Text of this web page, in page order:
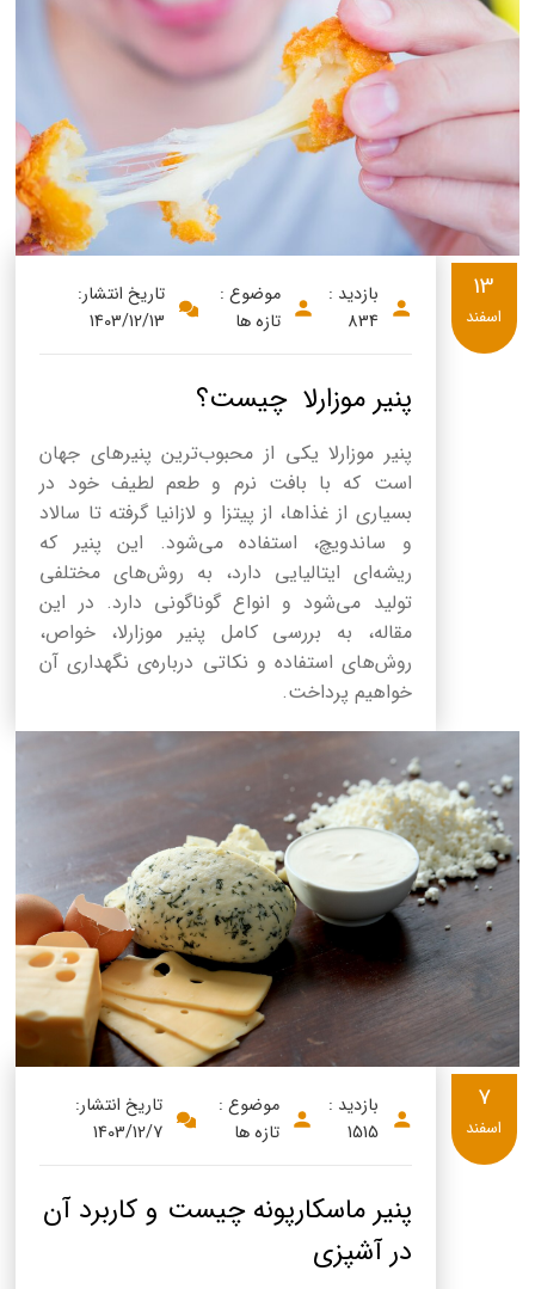
کشک
سینما دوماس
رادیو دوماس
دانستنی های سلامت
گالری تصاویر
English
Russian
بازدید :
834
موضوع :
تازه ها
تاریخ انتشار:
1403/12/13
پنیر موزارلا چیست؟
پنیر موزارلا یکی از محبوب‌ترین پنیرهای جهان
است که با بافت نرم و طعم لطیف خود در
بسیاری از غذاها، از پیتزا و لازانیا گرفته تا سالاد
و ساندویچ، استفاده می‌شود. این پنیر که
ریشه‌ای ایتالیایی دارد، به روش‌های مختلفی
تولید می‌شود و انواع گوناگونی دارد. در این
مقاله، به بررسی کامل پنیر موزارلا، خواص،
روش‌های استفاده و نکاتی درباره‌ی نگهداری آن
خواهیم پرداخت.
13
اسفند
بازدید :
1515
موضوع :
تازه ها
تاریخ انتشار:
1403/12/7
پنیر ماسکارپونه چیست و کاربرد آن
در آشپزی
7
اسفند